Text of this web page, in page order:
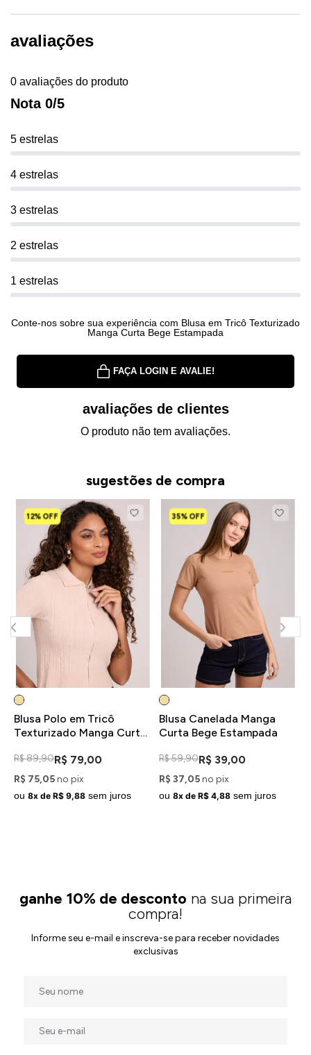
avaliações
0 avaliações do produto
Nota 0/5
5 estrelas
4 estrelas
3 estrelas
2 estrelas
1 estrelas
Conte-nos sobre sua experiência com Blusa em Tricô Texturizado
Manga Curta Bege Estampada
FAÇA LOGIN E AVALIE!
avaliações de clientes
O produto não tem avaliações.
sugestões de compra
12% OFF
Blusa Polo em Tricô
Texturizado Manga Curta
R$ 89,90R$ 79,00
R$ 75,05no pix
ou 8x de R$ 9,88 sem juros
35% OFF
Blusa Canelada Manga
Curta Bege Estampada
R$ 59,90R$ 39,00
R$ 37,05no pix
ou 8x de R$ 4,88 sem juros
ganhe 10% de desconto na sua primeira
compra!
Informe seu e-mail e inscreva-se para receber novidades
exclusivas